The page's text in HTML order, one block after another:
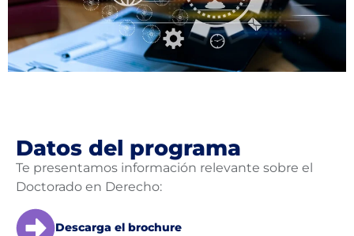
Datos del programa
Te presentamos información relevante sobre el
Doctorado en Derecho:
Descarga el brochure